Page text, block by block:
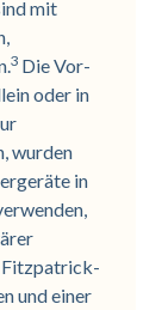
mit
3 Die Vor-
oder in
wurden
in
Fitzpatrick-
und einer